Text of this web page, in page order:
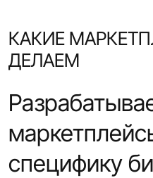
КАКИЕ
ДЕЛАЕМ
специфику